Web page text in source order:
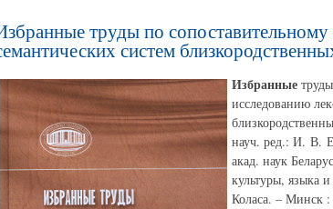
труды по
систем
Избранные
исследованию
науч. ред.: И. В.
акад. наук
культуры, языка
Коласа. – Минск :